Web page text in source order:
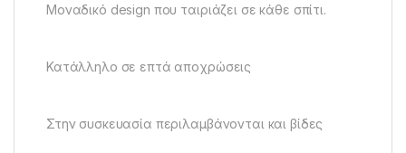
Μοναδικό design που ταιριάζει σε κάθε σπίτι.
Κατάλληλο σε επτά αποχρώσεις
Στην συσκευασία περιλαμβάνονται και βίδες